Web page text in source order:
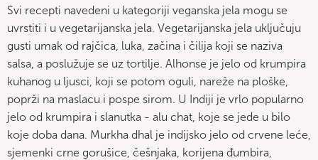
Svi recepti navedeni u kategoriji veganska jela mogu se
uvrstiti i u vegetarijanska jela. Vegetarijanska jela uključuju
gusti umak od rajčica, luka, začina i čilija koji se naziva
salsa, a poslužuje se uz tortilje. Alhonse je jelo od krumpira
kuhanog u ljusci, koji se potom oguli, nareže na ploške,
poprži na maslacu i pospe sirom. U Indiji je vrlo popularno
jelo od krumpira i slanutka - alu chat, koje se jede u bilo
koje doba dana. Murkha dhal je indijsko jelo od crvene leće,
sjemenki crne gorušice, češnjaka, korijena đumbira,